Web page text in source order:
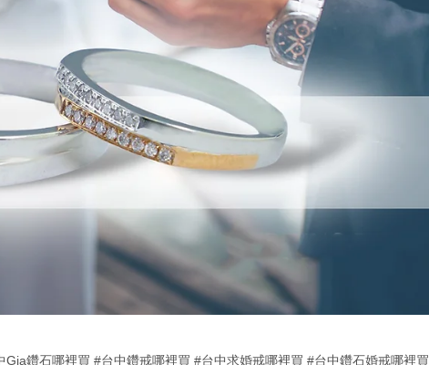
Gia鑽石哪裡買 #台中鑽戒哪裡買 #台中求婚戒哪裡買 #台中鑽石婚戒哪裡買